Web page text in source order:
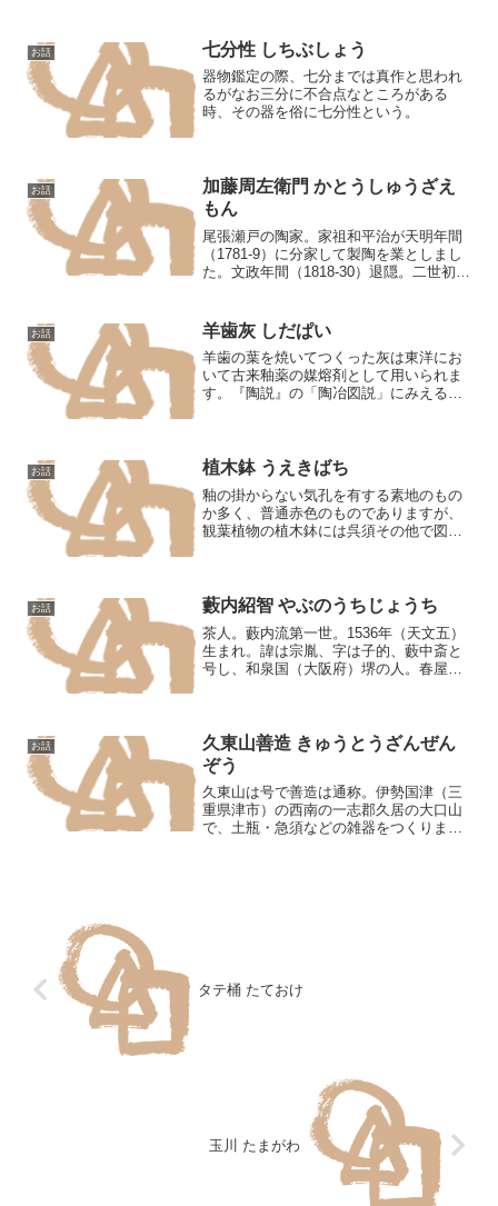
お話 七分性 しちぶしょう
器物鑑定の際、七分までは真作と思われ
るがなお三分に不合点なところがある
時、その器を俗に七分性という。
お話
加藤周左衛門 かとうしゅうざえ
もん
尾張瀬戸の陶家。家祖和平治が天明年間
（1781-9）に分家して製陶を業としまし
た。文政年間（1818-30）退隠。二世初平
は固く古法を守りました。1870年（明治
三）退...
お話 羊歯灰 しだぱい
羊歯の葉を焼いてつくった灰は東洋にお
いて古来釉薬の媒熔剤として用いられま
す。『陶説』の「陶冶図説」にみえる鳳
いいます。
お話 植木鉢 うえきばち
釉の掛からない気孔を有する素地のもの
か多く、普通赤色のものでありますが、
観葉植物の植木鉢には呉須その他で図案
盆栽鉢と呼ばれて、中国製...
お話 藪内紹智 やぶのうちじょうち
茶人。藪内流第一世。1536年（天文五）
生まれ。諱は宗胤、字は子的、藪中斎と
号し、和泉国（大阪府）堺の人。春屋禅
んだが仕官せず目利を...
お話
久東山善造 きゅうとうざんぜん
ぞう
久東山は号で善造は通称。伊勢国津（三
重県津市）の西南の一志郡久居の大口山
で、土瓶・急須などの雑器をつくりまし
タテ桶 たておけ
玉川 たまがわ